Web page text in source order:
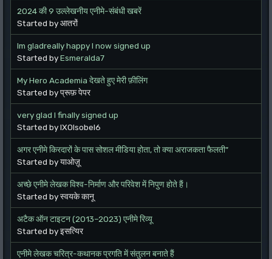
2024 की 9 उल्लेखनीय एनीमे-संबंधी खबरें
Started by आतरों
Im gladreally happy I now signed up
Started byEsmeralda7
My Hero Academia देखते हुए मेरी फ़ीलिंग
Started by प्रूफ़ पेपर
very glad I finally signed up
Started by IXOIsobel6
अगर एनीमे किरदारों के पास सोशल मीडिया होता, तो क्या अराजकता फैलती”
Started by याओज़ू
अच्छे एनीमे लेखक विश्व-निर्माण और परिवेश में निपुण होते हैं।
Started by स्वयके कानू
अटैक ऑन टाइटन (2013–2023) एनीमे रिव्यू
Started by इसत्यिर
एनीमे लेखक चरित्र-कथानक प्रगति में संतुलन बनाते हैं